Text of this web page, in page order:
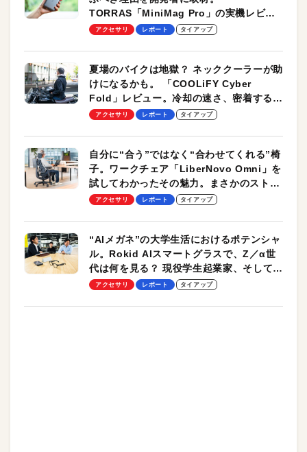
TORRAS「MiniMag Pro」の実機レビュ
ーも
アクセサリ レポート タイアップ
夏場のバイクは地獄？ ネッククーラーが助
けになるかも。 「COOLiFY Cyber
Fold」レビュー。冷却の速さ、密着する冷
却プレート、シンプルな操作性がグッド！
アクセサリ レポート タイアップ
自分に“合う”ではなく“合わせてくれる”椅
子。ワークチェア「LiberNovo Omni」を
試してわかったその魅力。まさかのストレ
ッチ機能も搭載
アクセサリ レポート タイアップ
“AIメガネ”の大学生活におけるポテンシャ
ル。Rokid AIスマートグラスで、Z／α世
代は何を見る？ 現役学生起業家、そして教
授による体験会レポート【PR】
アクセサリ レポート タイアップ